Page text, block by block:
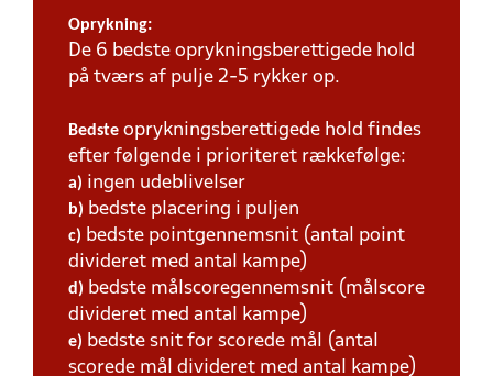
Oprykning:
De 6 bedste oprykningsberettigede hold
på tværs af pulje 2-5 rykker op.
Bedste oprykningsberettigede hold findes
efter følgende i prioriteret rækkefølge:
a) ingen udeblivelser
b) bedste placering i puljen
c) bedste pointgennemsnit (antal point
divideret med antal kampe)
d) bedste målscoregennemsnit (målscore
divideret med antal kampe)
e) bedste snit for scorede mål (antal
scorede mål divideret med antal kampe)